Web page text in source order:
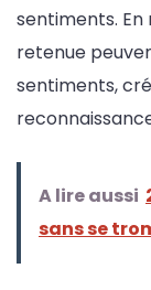
sentiments.
retenue
sentiments,
A lire aussi
sans se